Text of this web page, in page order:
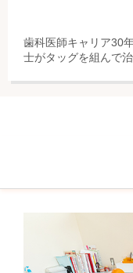
歯科医師キャリア30
士がタッグを組んで